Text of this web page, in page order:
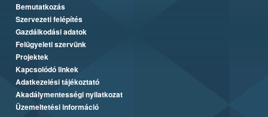
Bemutatkozás
Szervezeti felépítés
Gazdálkodási adatok
Felügyeleti szervünk
Projektek
Kapcsolódó linkek
Adatkezelési tájékoztató
Akadálymentességi nyilatkozat
Üzemeltetési információ